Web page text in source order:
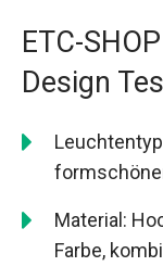
ETC-
Design
Material:
Farbe,